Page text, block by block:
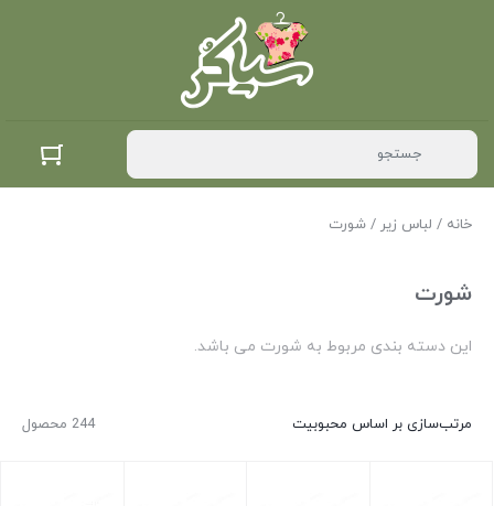
خانه / لباس زیر / شورت
شورت
این دسته بندی مربوط به شورت می باشد.
244 محصول مرتب‌سازی بر اساس محبوبیت